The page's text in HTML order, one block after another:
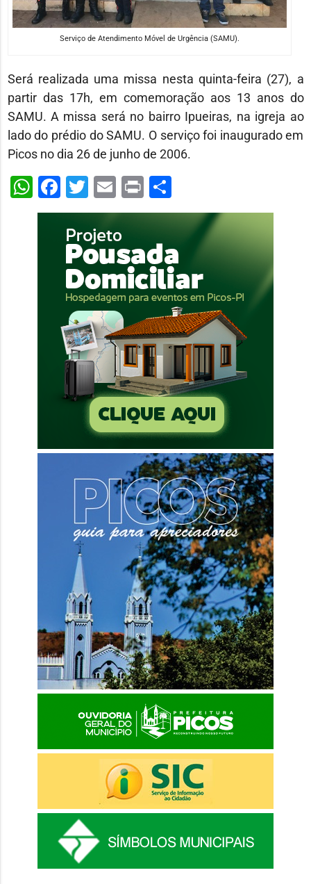
Serviço de Atendimento Móvel de Urgência (SAMU).
Será realizada uma missa nesta quinta-feira (27), a
partir das 17h, em comemoração aos 13 anos do
SAMU. A missa será no bairro Ipueiras, na igreja ao
lado do prédio do SAMU. O serviço foi inaugurado em
Picos no dia 26 de junho de 2006.
WhatsApp
Facebook
Twitter
Email
PrintShare